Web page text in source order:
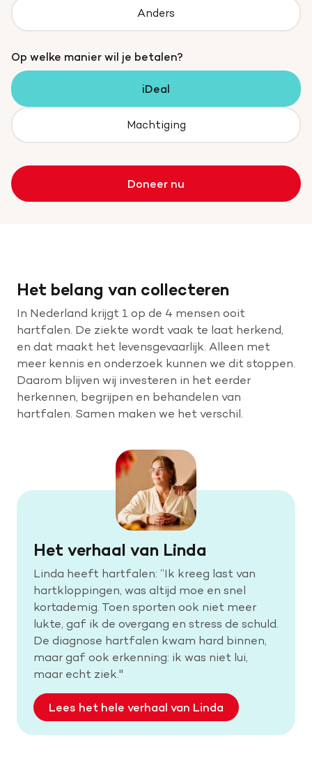
Anders
Op welke manier wil je betalen?
iDeal
Machtiging
Doneer nu
Het belang van collecteren
In Nederland krijgt 1 op de 4 mensen ooit
hartfalen. De ziekte wordt vaak te laat herkend,
en dat maakt het levensgevaarlijk. Alleen met
meer kennis en onderzoek kunnen we dit stoppen.
Daarom blijven wij investeren in het eerder
herkennen, begrijpen en behandelen van
hartfalen. Samen maken we het verschil.
Het verhaal van Linda
Linda heeft hartfalen: “Ik kreeg last van
hartkloppingen, was altijd moe en snel
kortademig. Toen sporten ook niet meer
lukte, gaf ik de overgang en stress de schuld.
De diagnose hartfalen kwam hard binnen,
maar gaf ook erkenning: ik was niet lui,
maar echt ziek."
Lees het hele verhaal van Linda